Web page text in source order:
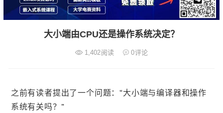
大小端由CPU还是操作系统决定？
1,402阅读 0评论
之前有读者提出了一个问题：“大小端与编译器和操作
系统有关吗？”